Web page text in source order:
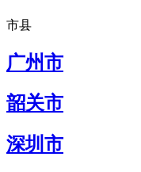
市县
广州市
韶关市
深圳市